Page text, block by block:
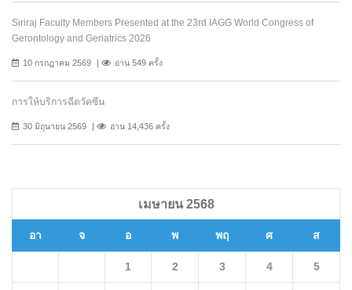
Siriraj Faculty Members Presented at the 23rd IAGG World Congress of
Gerontology and Geriatrics 2026
10 กรกฎาคม 2569 อ่าน 549 ครั้ง
การให้บริการฉีดวัคซีน
30 มิถุนายน 2569 อ่าน 14,436 ครั้ง
เมษายน 2568
อา จ อ พ พฤ ศ ส
1 2 3 4 5